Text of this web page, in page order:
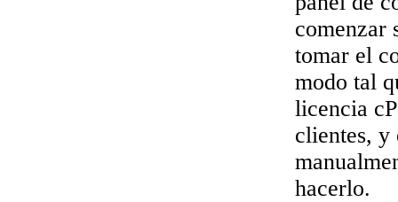
comenzar
tomar el
modo tal
licencia
clientes, y
hacerlo.